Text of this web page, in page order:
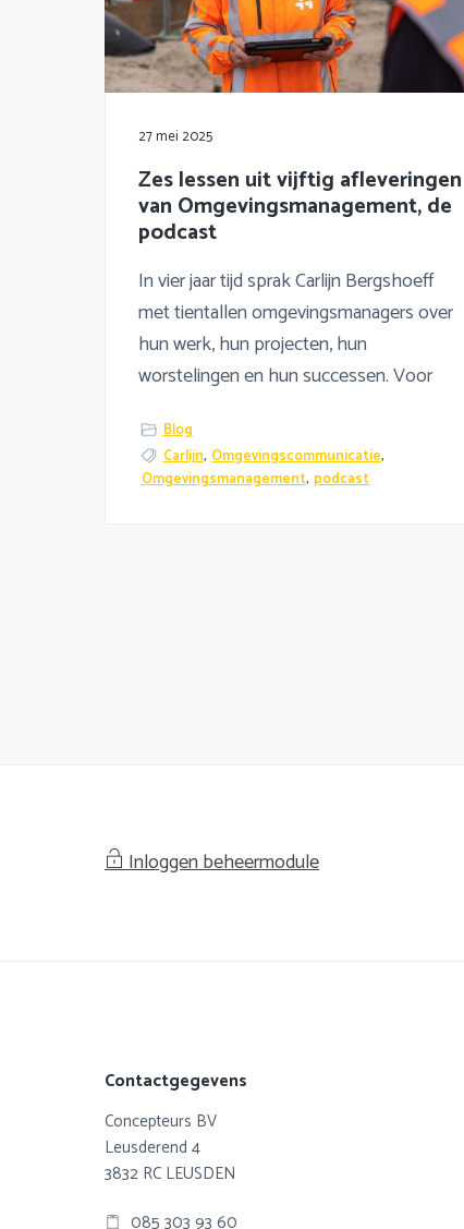
27 mei 2025
Zes lessen uit vijftig afleveringen
van Omgevingsmanagement, de
podcast
In vier jaar tijd sprak Carlijn Bergshoeff
met tientallen omgevingsmanagers over
hun werk, hun projecten, hun
worstelingen en hun successen. Voor
Blog
Carlijn, Omgevingscommunicatie,
Omgevingsmanagement, podcast
Inloggen beheermodule
Contactgegevens
Concepteurs BV
Leusderend 4
3832 RC LEUSDEN
085 303 93 60